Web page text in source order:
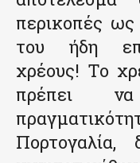
περικοπές
του ήδη
χρέους! Το
πρέπει
Πορτογαλία,